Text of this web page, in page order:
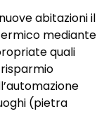
abitazioni il
mediante
quali
(pietra